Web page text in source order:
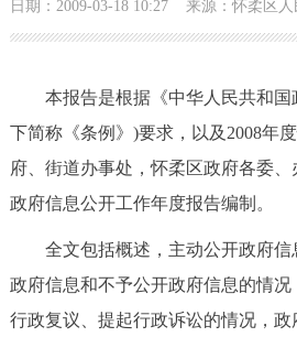
市领导 机构职能
政策兑现 政策解读
决策公开 专题公开
政务服务
日期：2009-03-18 10:27 来源：怀柔区
本报告是根据《中华人民共和国
下简称《条例》)要求，以及2008年
府、街道办事处，怀柔区政府各委
政府信息公开工作年度报告编制。
全文包括概述，主动公开政府信
政府信息和不予公开政府信息的情
行政复议、提起行政诉讼的情况，